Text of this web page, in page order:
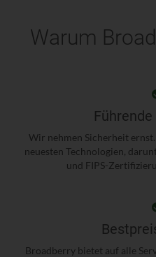
Warum
Wir nehmen Sicherheit
neuesten Technologien,
und FIPS-
Broadberry bietet auf alle